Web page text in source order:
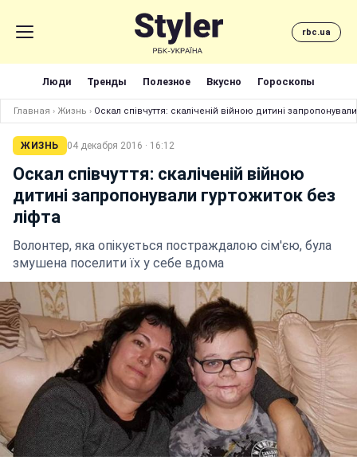
rbc.ua
Люди Тренды Полезное Вкусно Гороскопы
Главная › Жизнь › Оскал співчуття: скаліченій війною дитині
ЖИЗНЬ 04 декабря 2016 · 16:12
Оскал співчуття: скаліченій війною
дитині запропонували гуртожиток без
ліфта
Волонтер, яка опікується постраждалою сім'єю, була
змушена поселити їх у себе вдома